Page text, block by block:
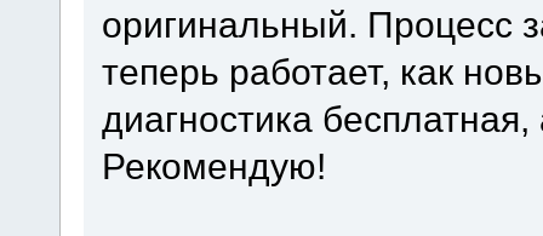
оригинальный. Процесс
теперь работает, как
диагностика
Рекомендую!